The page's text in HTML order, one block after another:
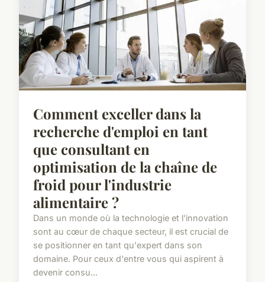
Comment exceller dans la
recherche d'emploi en tant
que consultant en
optimisation de la chaîne de
froid pour l'industrie
alimentaire ?
Dans un monde où la technologie et l'innovation
sont au cœur de chaque secteur, il est crucial de
se positionner en tant qu'expert dans son
domaine. Pour ceux d'entre vous qui aspirent à
devenir consu...